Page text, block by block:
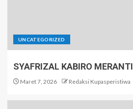
UNCATEGORIZED
SYAFRIZAL KABIRO MERANTI
Maret 7, 2026 Redaksi Kupasperistiwa